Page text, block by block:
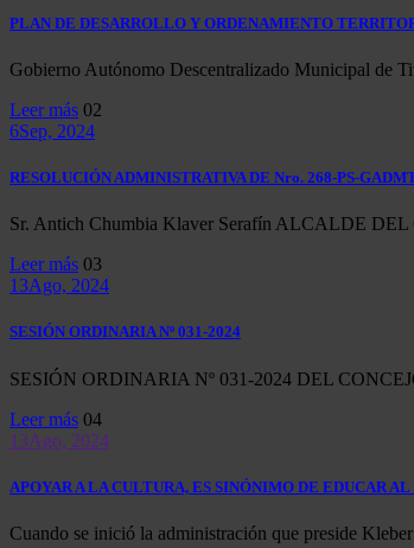
PLAN DE DESARROLLO Y ORDENAMIENTO
Gobierno Autónomo Descentralizado Municipal
Leer más 02
6Sep, 2024
RESOLUCIÓN ADMINISTRATIVA DE Nro. 268-PS-
Sr. Antich Chumbia Klaver Serafín ALCALDE
Leer más 03
13Ago, 2024
SESIÓN ORDINARIA Nº 031-2024
SESIÓN ORDINARIA Nº 031-2024 DEL
Leer más 04
13Ago, 2024
APOYAR A LA CULTURA, ES SINÓNIMO DE EDUCAR
Cuando se inició la administración que preside